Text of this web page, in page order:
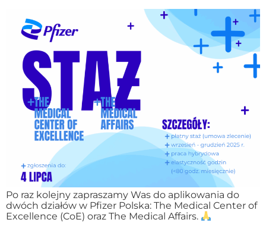
Po raz kolejny zapraszamy Was do aplikowania do
dwóch działów w Pfizer Polska: The Medical Center of
Excellence (CoE) oraz The Medical Affairs.